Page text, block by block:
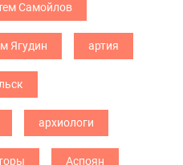
Самойлов
Ягудин артия
архиологи
Аспоян